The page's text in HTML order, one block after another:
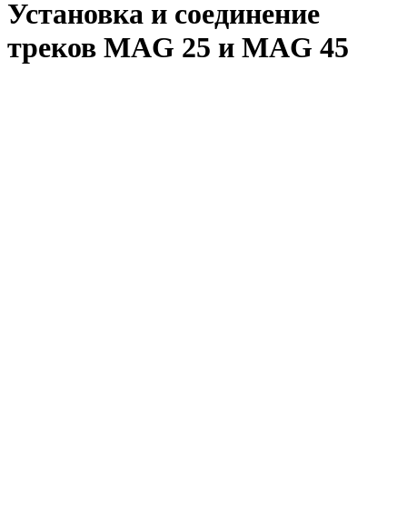
Установка и соединение
треков MAG 25 и MAG 45